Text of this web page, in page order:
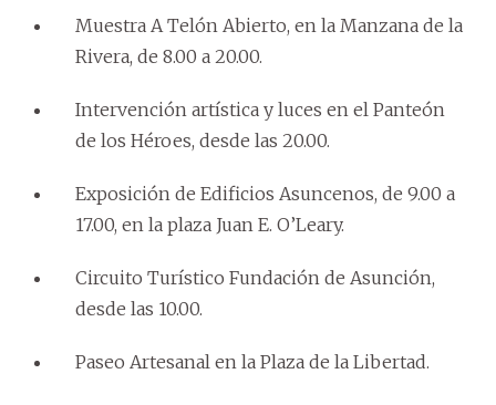
Muestra A Telón Abierto, en la Manzana de la
Rivera, de 8.00 a 20.00.
Intervención artística y luces en el Panteón
de los Héroes, desde las 20.00.
Exposición de Edificios Asuncenos, de 9.00 a
17.00, en la plaza Juan E. O’Leary.
Circuito Turístico Fundación de Asunción,
desde las 10.00.
Paseo Artesanal en la Plaza de la Libertad.